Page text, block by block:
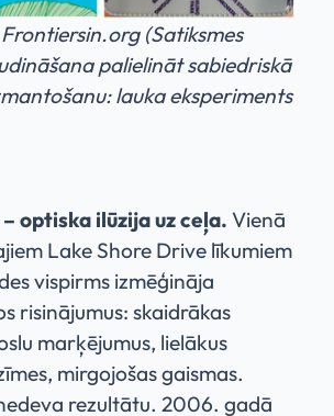
(Satiksmes
palielināt sabiedriskā
lauka eksperiments
optiska ilūzija uz ceļa. Vienā
Lake Shore Drive līkumiem
vispirms izmēģināja
risinājumus: skaidrākas
marķējumus, lielākus
mirgojošas gaismas.
rezultātu. 2006. gadā